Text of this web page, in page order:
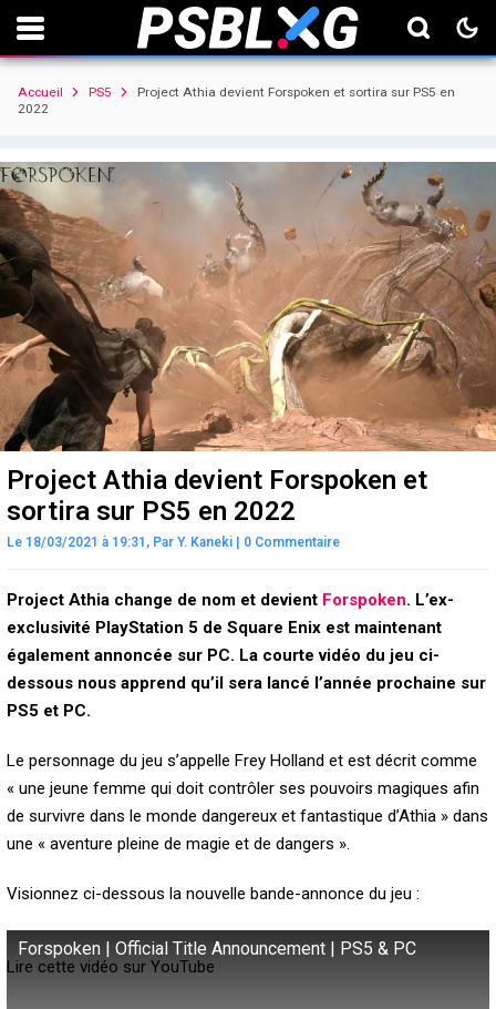
Accueil PS5
Project Athia devient Forspoken et sortira sur PS5 en
2022
Project Athia devient Forspoken et
sortira sur PS5 en 2022
Le 18/03/2021 à 19:31, Par Y. Kaneki 0 Commentaire
Project Athia change de nom et devient Forspoken. L’ex-
exclusivité PlayStation 5 de Square Enix est maintenant
également annoncée sur PC. La courte vidéo du jeu ci-
dessous nous apprend qu’il sera lancé l’année prochaine sur
PS5 et PC.
Le personnage du jeu s’appelle Frey Holland et est décrit comme
« une jeune femme qui doit contrôler ses pouvoirs magiques afin
de survivre dans le monde dangereux et fantastique d’Athia » dans
une « aventure pleine de magie et de dangers ».
Visionnez ci-dessous la nouvelle bande-annonce du jeu :
Forspoken | Official Title Announcement | PS5 & PC
Lire cette vidéo sur YouTube